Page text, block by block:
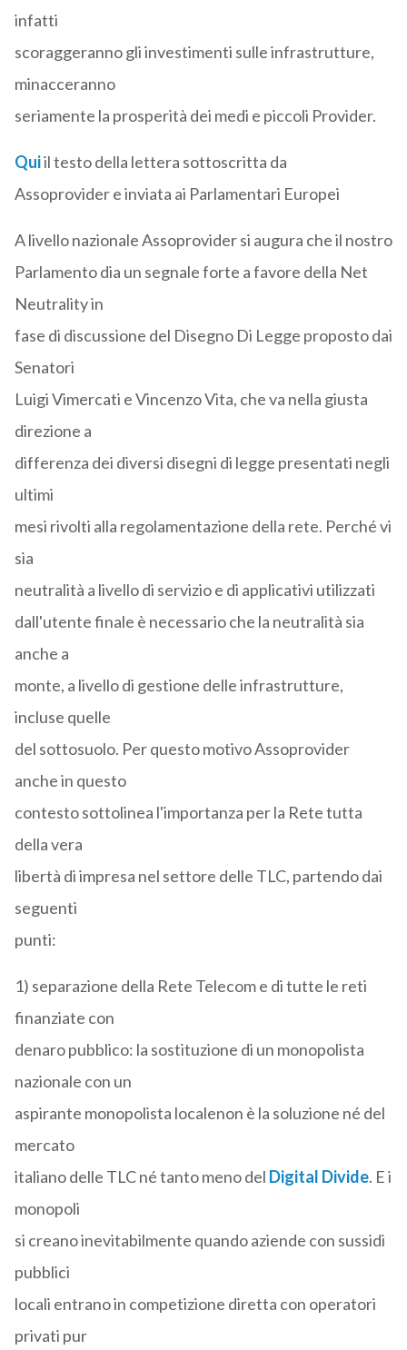
infatti
scoraggeranno gli investimenti sulle infrastrutture,
minacceranno
seriamente la prosperità dei medi e piccoli Provider.
Quiil testo della lettera sottoscritta da
Assoprovider e inviata ai Parlamentari Europei
A livello nazionale Assoprovider si augura che il nostro
Parlamento dia un segnale forte a favore della Net
Neutrality in
fase di discussione del Disegno Di Legge proposto dai
Senatori
Luigi Vimercati e Vincenzo Vita, che va nella giusta
direzione a
differenza dei diversi disegni di legge presentati negli
ultimi
mesi rivolti alla regolamentazione della rete. Perché vi
sia
neutralità a livello di servizio e di applicativi utilizzati
dall'utente finale è necessario che la neutralità sia
anche a
monte, a livello di gestione delle infrastrutture,
incluse quelle
del sottosuolo. Per questo motivo Assoprovider
anche in questo
contesto sottolinea l'importanza per la Rete tutta
della vera
libertà di impresa nel settore delle TLC, partendo dai
seguenti
punti:
1) separazione della Rete Telecom e di tutte le reti
finanziate con
denaro pubblico: la sostituzione di un monopolista
nazionale con un
aspirante monopolista localenon è la soluzione né del
mercato
italiano delle TLC né tanto meno del Digital Divide. E i
monopoli
si creano inevitabilmente quando aziende con sussidi
pubblici
locali entrano in competizione diretta con operatori
privati pur